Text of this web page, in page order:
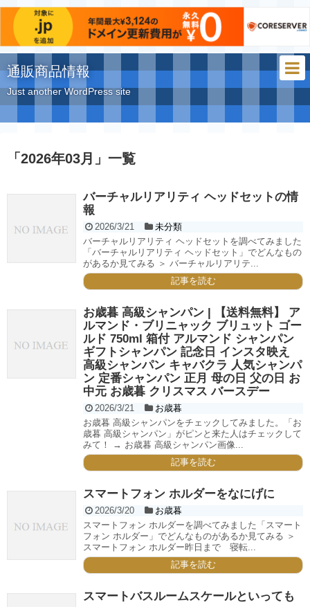
通販商品情報
Just another WordPress site
「 2026年03月 」 一覧
バーチャルリアリティ ヘッドセットの情
報
2026/3/21
未分類
バーチャルリアリティ ヘッドセットを調べてみました
「バーチャルリアリティ ヘッドセット」でどんなもの
があるか見てみる ＞ バーチャルリアリテ...
記事を読む
お歳暮 高級シャンパン | 【送料無料】 ア
ルマンド・ブリニャック ブリュット ゴー
ルド 750ml 箱付 アルマンド シャンパン
ギフトシャンパン 記念日 インスタ映え
高級シャンパン キャバクラ 人気シャンパ
ン 定番シャンパン 正月 母の日 父の日 お
中元 お歳暮 クリスマス バースデー
2026/3/21
お歳暮
お歳暮 高級シャンパンをチェックしてみました。「お
歳暮 高級シャンパン」がピンと来た人はチェックして
みて！ → お歳暮 高級シャンパン画像...
記事を読む
スマートフォン ホルダーをなにげに
2026/3/20
お歳暮
スマートフォン ホルダーを調べてみました「スマート
フォン ホルダー」でどんなものがあるか見てみる ＞
スマートフォン ホルダー昨日まで 寝転...
記事を読む
スマートバスルームスケールといっても